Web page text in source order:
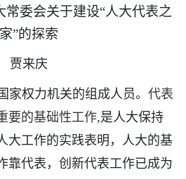
委会关于建设“人大代表之
家”的探索
贾来庆
家权力机关的组成人员。 代表
要的基础性工作,是人大保持
大工作的实践表明，人大的基
靠代表，创新代表工作已成为